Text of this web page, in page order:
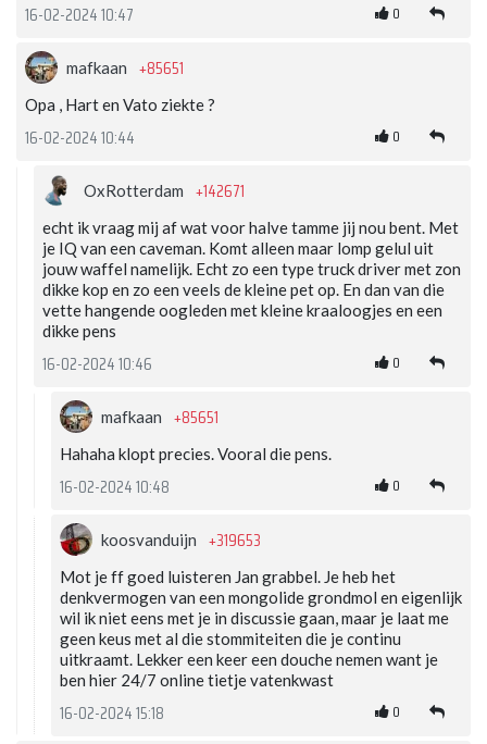
16-02-2024 10:47 0
mafkaan +85651
Opa , Hart en Vato ziekte ?
16-02-2024 10:44 0
OxRotterdam +142671
echt ik vraag mij af wat voor halve tamme jij nou bent. Met
je IQ van een caveman. Komt alleen maar lomp gelul uit
jouw waffel namelijk. Echt zo een type truck driver met zon
dikke kop en zo een veels de kleine pet op. En dan van die
vette hangende oogleden met kleine kraaloogjes en een
dikke pens
16-02-2024 10:46 0
mafkaan +85651
Hahaha klopt precies. Vooral die pens.
16-02-2024 10:48 0
koosvanduijn +319653
Mot je ff goed luisteren Jan grabbel. Je heb het
denkvermogen van een mongolide grondmol en eigenlijk
wil ik niet eens met je in discussie gaan, maar je laat me
geen keus met al die stommiteiten die je continu
uitkraamt. Lekker een keer een douche nemen want je
ben hier 24/7 online tietje vatenkwast
16-02-2024 15:18 0